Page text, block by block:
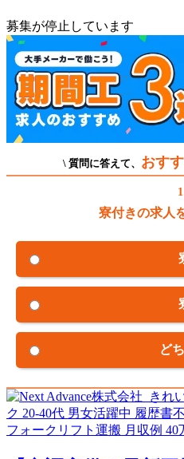
募集が停止しています
\ 質問に答えて、 おす
寮付きの求人
ど